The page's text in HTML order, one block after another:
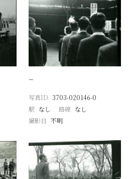
−
写真ID 3703-020146-0
駅 なし 路線 なし
撮影日 不明